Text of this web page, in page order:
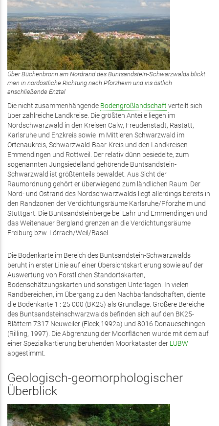
Über Büchenbronn am Nordrand des Buntsandstein-Schwarzwalds blickt
man in nordöstliche Richtung nach Pforzheim und ins östlich
anschließende Enztal
Die nicht zusammenhängende Bodengroßlandschaft verteilt sich
über zahlreiche Landkreise. Die größten Anteile liegen im
Nordschwarzwald in den Kreisen Calw, Freudenstadt, Rastatt,
Karlsruhe und Enzkreis sowie im Mittleren Schwarzwald im
Ortenaukreis, Schwarzwald-Baar-Kreis und den Landkreisen
Emmendingen und Rottweil. Der relativ dünn besiedelte, zum
sogenannten Jungsiedelland gehörende Buntsandstein-
Schwarzwald ist größtenteils bewaldet. Aus Sicht der
Raumordnung gehört er überwiegend zum ländlichen Raum. Der
Nord- und Ostrand des Nordschwarzwalds liegt allerdings bereits in
den Randzonen der Verdichtungsräume Karlsruhe/Pforzheim und
Stuttgart. Die Buntsandsteinberge bei Lahr und Emmendingen und
das Weitenauer Bergland grenzen an die Verdichtungsräume
Freiburg bzw. Lörrach/Weil/Basel.
Die Bodenkarte im Bereich des Buntsandstein-Schwarzwalds
beruht in erster Linie auf einer Übersichtskartierung sowie auf der
Auswertung von Forstlichen Standortskarten,
Bodenschätzungskarten und sonstigen Unterlagen. In vielen
Randbereichen, im Übergang zu den Nachbarlandschaften, diente
die Bodenkarte 1 : 25 000 (BK25) als Grundlage. Größere Bereiche
des Buntsandsteinschwarzwalds befinden sich auf den BK25-
Blättern 7317 Neuweiler (Fleck,1992a) und 8016 Donaueschingen
(Rilling, 1997). Die Abgrenzung der Moorflächen wurde mit dem auf
einer Spezialkartierung beruhenden Moorkataster der LUBW
abgestimmt.
Geologisch-geomorphologischer
Überblick